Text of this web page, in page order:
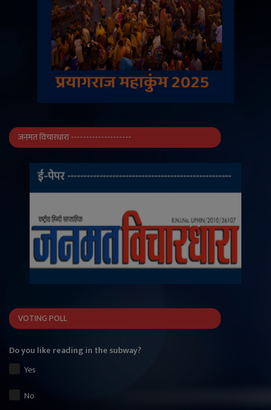
जनमत विचारधारा --------------------
VOTING POLL
Do you like reading in the subway?
Yes
No